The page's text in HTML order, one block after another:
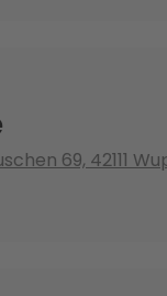
69, 42111